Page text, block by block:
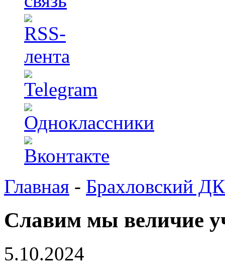
Главная - Брахловский ДК
Славим мы величие
5.10.2024